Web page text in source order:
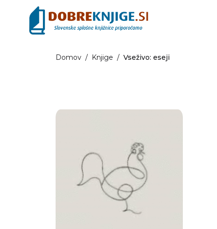
Domov / Knjige / Vseživo: eseji